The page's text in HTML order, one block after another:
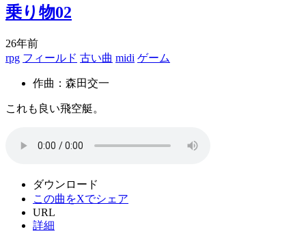
乗り物02
26年前
rpg フィールド 古い曲 midi ゲーム
作曲：森田交一
これも良い飛空艇。
ダウンロード
この曲をXでシェア
URL
詳細